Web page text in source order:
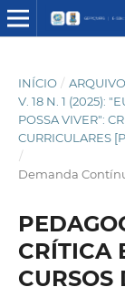
INÍCIO /
V. 18 N. 1 (2025):
POSSA VIVER":
CURRICULARES
/
Demanda
CRÍTICA
CURSOS